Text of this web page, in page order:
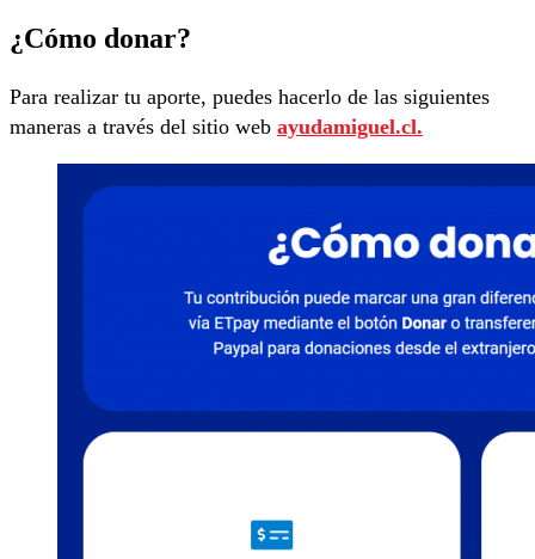
¿Cómo donar?
Para realizar tu aporte, puedes hacerlo de las siguientes
maneras a través del sitio web ayudamiguel.cl.